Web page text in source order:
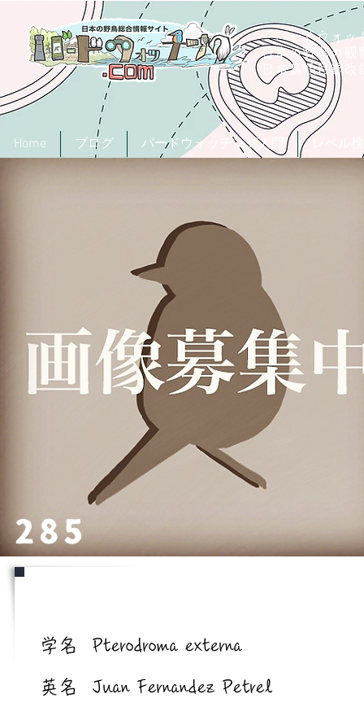
「バードウォッ
日本の野鳥の観
日本鳥類目録
Home ブログ バードウォッチング入門
285
学名 Pterodroma externa
英名 Juan Fernandez Petrel